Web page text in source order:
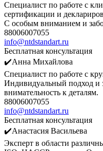
Специалист по работе с
сертификации и
С особым вниманием и
88006007055
info@ntdstandart.ru
Бесплатная консультация
✔️Анна Михайлова
Специалист по работе с
Индивидуальный подход и
внимательность к деталям.
88006007055
info@ntdstandart.ru
Бесплатная консультация
✔️Анастасия Васильева
Эксперт в области